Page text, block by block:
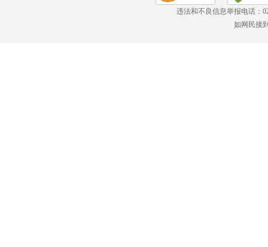
违法和不良信息举报电话：
如网民接